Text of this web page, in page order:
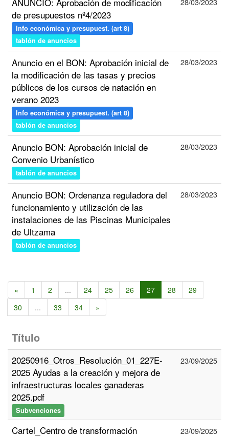
de presupuestos nº4/2023
Info económica y presupuest. (art 8)
tablón de anuncios
Anuncio en el BON: Aprobación inicial de
la modificación de las tasas y precios
públicos de los cursos de natación en
verano 2023
Info económica y presupuest. (art 8)
tablón de anuncios
28/03/2023
Anuncio BON: Aprobación inicial de
Convenio Urbanístico
tablón de anuncios
28/03/2023
Anuncio BON: Ordenanza reguladora del
funcionamiento y utilización de las
instalaciones de las Piscinas Municipales
de Ultzama
tablón de anuncios
28/03/2023
« 1 2 ... 24 25 26 27 28
29
30
... 33 34 »
Título
20250916_Otros_Resolución_01_227E-
2025 Ayudas a la creación y mejora de
infraestructuras locales ganaderas
2025.pdf
Subvenciones
23/09/2025
Cartel_Centro de transformación 23/09/2025